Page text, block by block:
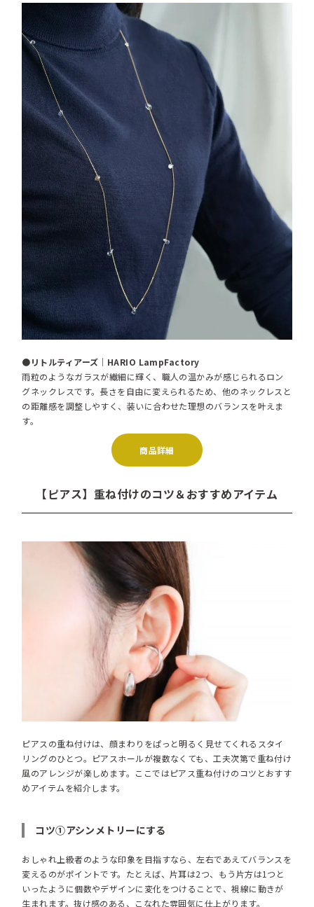
●リトルティアーズ｜HARIO LampFactory
雨粒のようなガラスが繊細に輝く、職人の温かみが感じられるロン
グネックレスです。長さを自由に変えられるため、他のネックレスと
の距離感を調整しやすく、装いに合わせた理想のバランスを叶えま
す。
商品詳細
【ピアス】重ね付けのコツ＆おすすめアイテム
ピアスの重ね付けは、顔まわりをぱっと明るく見せてくれるスタイ
リングのひとつ。ピアスホールが複数なくても、工夫次第で重ね付け
風のアレンジが楽しめます。ここではピアス重ね付けのコツとおすす
めアイテムを紹介します。
コツ①アシンメトリーにする
おしゃれ上級者のような印象を目指すなら、左右であえてバランスを
変えるのがポイントです。たとえば、片耳は2つ、もう片方は1つと
いったように個数やデザインに変化をつけることで、視線に動きが
生まれます。抜け感のある、こなれた雰囲気に仕上がります。